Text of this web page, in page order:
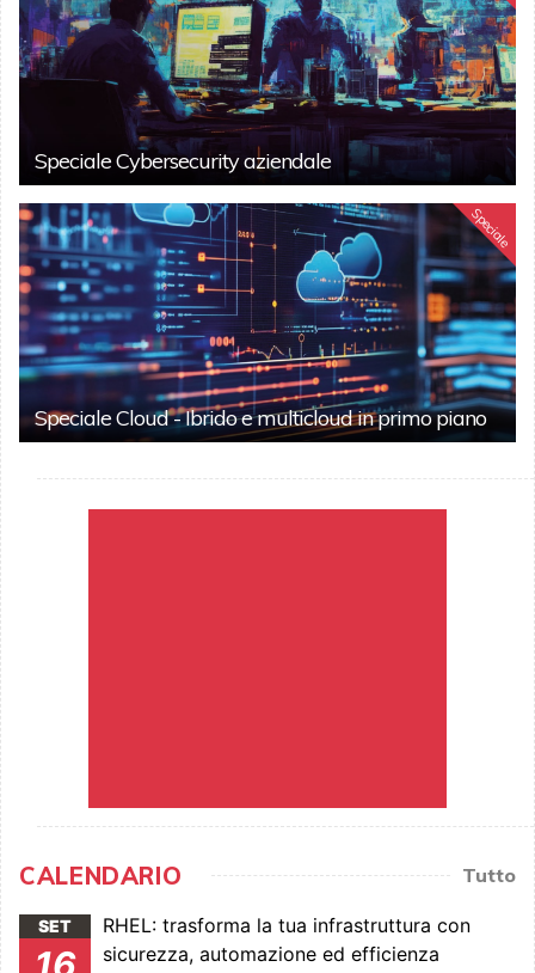
Speciale Cybersecurity aziendale
Speciale
Speciale Cloud - Ibrido e multicloud in primo piano
CALENDARIO Tutto
SET
RHEL: trasforma la tua infrastruttura con
sicurezza, automazione ed efficienza